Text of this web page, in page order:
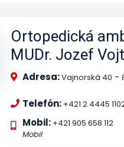
Ortopedická
MUDr. Jozef
Adresa:Vajnorská 40 -
Telefón: +421 2 4445
Mobil: +421 905 658 112
Mobil